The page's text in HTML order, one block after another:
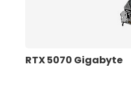
RTX 5070 Gigabyte